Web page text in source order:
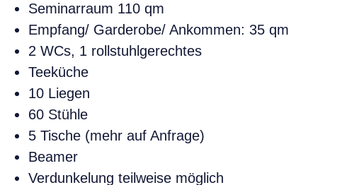
Seminarraum 110 qm
Empfang/ Garderobe/ Ankommen: 35 qm
2 WCs, 1 rollstuhlgerechtes
Teeküche
10 Liegen
60 Stühle
5 Tische (mehr auf Anfrage)
Beamer
Verdunkelung teilweise möglich